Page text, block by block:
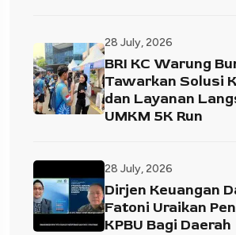
28 July, 2026
BRI KC Warung
Tawarkan Solusi
dan Layanan
UMKM 5K Run
28 July, 2026
Dirjen Keuangan
Fatoni Uraikan
KPBU Bagi Daerah